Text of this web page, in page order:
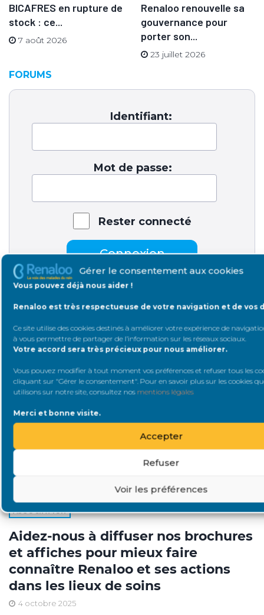
Gérer le consentement aux cookies
Vous pouvez déjà nous aider !
Renaloo est très respectueuse de votre navigation et de vos
Ce site utilise des cookies destinés à améliorer votre expérience de
à vous permettre de partager de l’information sur les réseaux sociaux.
Votre accord sera très précieux pour nous améliorer.
Vous pouvez modifier à tout moment vos préférences et refuser tous les
cliquant sur "Gérer le consentement". Pour en savoir plus sur les cookies
utilisons sur notre site, consultez nos mentions légales
Merci et bonne visite.
Accepter
Refuser
Voir les préférences
BICAFRES en rupture de
stock : ce...
7 août 2026
Renaloo renouvelle sa
gouvernance pour
porter son...
23 juillet 2026
FORUMS
Identifiant:
Mot de passe:
Rester connecté
Connexion
A la une
ASSOCIATION
Aidez-nous à diffuser nos brochures
et affiches pour mieux faire
connaître Renaloo et ses actions
dans les lieux de soins
4 octobre 2025